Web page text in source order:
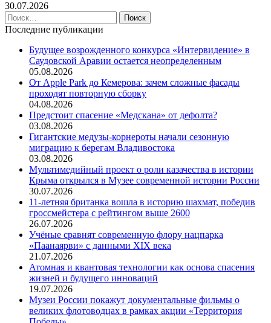
30.07.2026
Найти:
Последние публикации
Будущее возрожденного конкурса «Интервидение» в
Саудовской Аравии остается неопределенным
05.08.2026
От Apple Park до Кемерова: зачем сложные фасады
проходят повторную сборку
04.08.2026
Предстоит спасение «Медскана» от дефолта?
03.08.2026
Гигантские медузы-корнероты начали сезонную
миграцию к берегам Владивостока
03.08.2026
Мультимедийный проект о роли казачества в истории
Крыма открылся в Музее современной истории России
30.07.2026
11-летняя британка вошла в историю шахмат, победив
гроссмейстера с рейтингом выше 2600
26.07.2026
Учёные сравнят современную флору нацпарка
«Паанаярви» с данными XIX века
21.07.2026
Атомная и квантовая технологии как основа спасения
жизней и будущего инноваций
19.07.2026
Музеи России покажут документальные фильмы о
великих флотоводцах в рамках акции «Территория